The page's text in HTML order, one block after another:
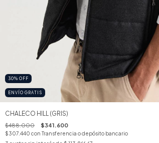
30% OFF
ENVÍO GRATIS
CHALECO HILL (GRIS)
$488.000 $341.600
$307.440 con Transferencia o depósito bancario